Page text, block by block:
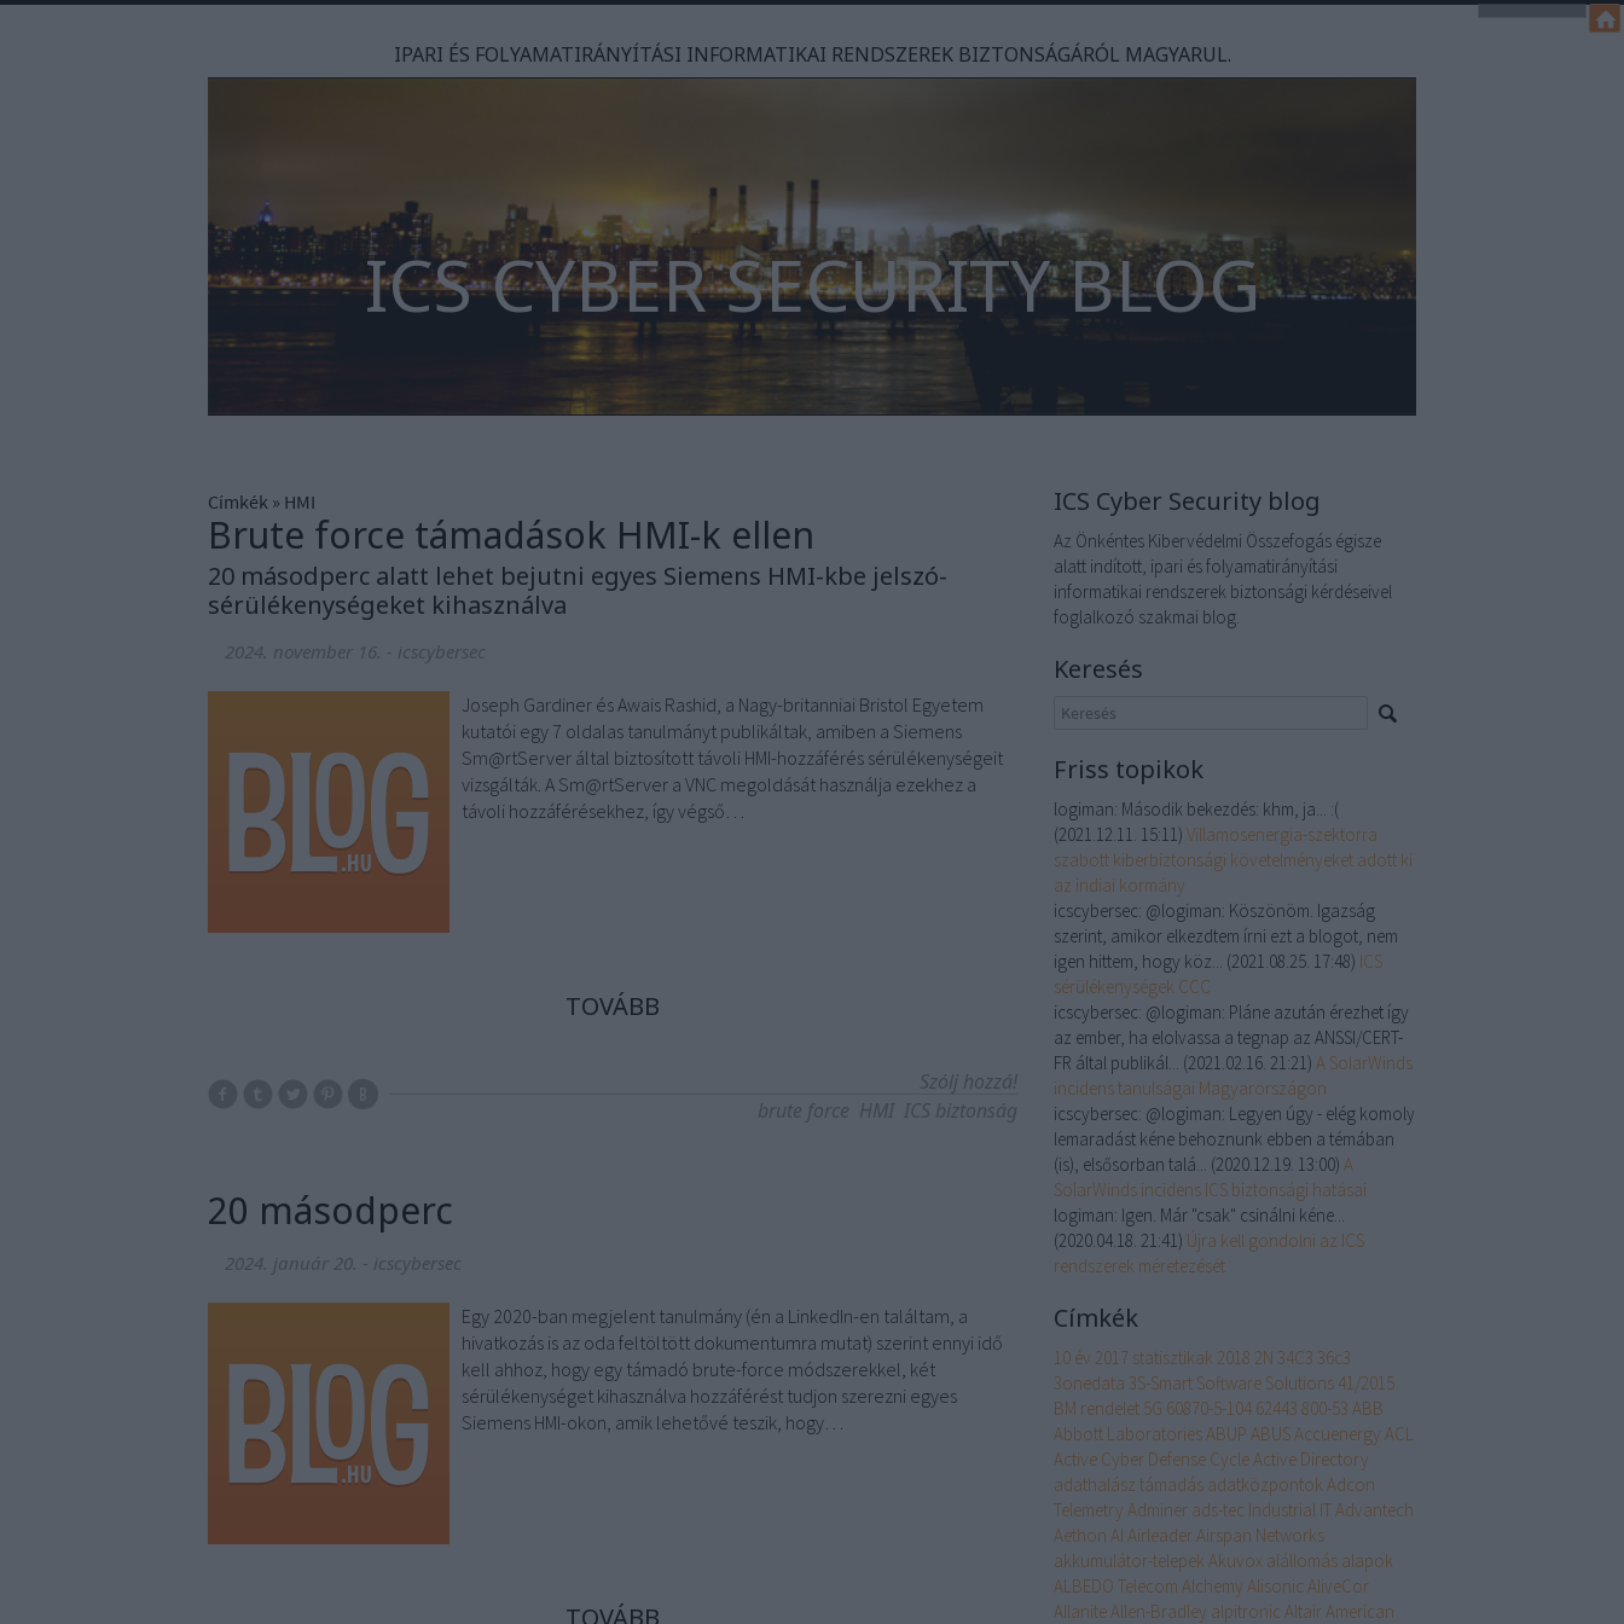
IPARI ÉS FOLYAMATIRÁNYÍTÁSI INFORMATIKAI RENDSZEREK BIZTONSÁGÁRÓL MAGYARUL.
ICS CYBER SECURITY BLOG
Címkék » HMI
Brute force támadások HMI-k ellen
20 másodperc alatt lehet bejutni egyes Siemens HMI-kbe jelszó-
sérülékenységeket kihasználva
2024. november 16. - icscybersec
Joseph Gardiner és Awais Rashid, a Nagy-britanniai Bristol Egyetem
kutatói egy 7 oldalas tanulmányt publikáltak, amiben a Siemens
Sm@rtServer által biztosított távoli HMI-hozzáférés sérülékenységeit
vizsgálták. A Sm@rtServer a VNC megoldását használja ezekhez a
távoli hozzáférésekhez, így végső…
TOVÁBB
Szólj hozzá!
brute force HMI ICS biztonság
20 másodperc
2024. január 20. - icscybersec
Egy 2020-ban megjelent tanulmány (én a LinkedIn-en találtam, a
hivatkozás is az oda feltöltött dokumentumra mutat) szerint ennyi idő
kell ahhoz, hogy egy támadó brute-force módszerekkel, két
sérülékenységet kihasználva hozzáférést tudjon szerezni egyes
Siemens HMI-okon, amik lehetővé teszik, hogy…
TOVÁBB
ICS Cyber Security blog
Az Önkéntes Kibervédelmi Összefogás égisze
alatt indított, ipari és folyamatirányítási
informatikai rendszerek biztonsági kérdéseivel
foglalkozó szakmai blog.
Keresés
Friss topikok
logiman: Második bekezdés: khm, ja... :(
(2021.12.11. 15:11) Villamosenergia-szektorra
szabott kiberbiztonsági követelményeket adott ki
az indiai kormány
icscybersec: @logiman: Köszönöm. Igazság
szerint, amikor elkezdtem írni ezt a blogot, nem
igen hittem, hogy köz... (2021.08.25. 17:48) ICS
sérülékenységek CCC
icscybersec: @logiman: Pláne azután érezhet így
az ember, ha elolvassa a tegnap az ANSSI/CERT-
FR által publikál... (2021.02.16. 21:21) A SolarWinds
incidens tanulságai Magyarországon
icscybersec: @logiman: Legyen úgy - elég komoly
lemaradást kéne behoznunk ebben a témában
(is), elsősorban talá... (2020.12.19. 13:00) A
SolarWinds incidens ICS biztonsági hatásai
logiman: Igen. Már "csak" csinálni kéne...
(2020.04.18. 21:41) Újra kell gondolni az ICS
rendszerek méretezését
Címkék
10 év 2017 statisztikak 2018 2N 34C3 36c3
3onedata 3S-Smart Software Solutions 41/2015
BM rendelet 5G 60870-5-104 62443 800-53 ABB
Abbott LaboratoriesABUP ABUSAccuenergy ACL
Active Cyber Defense CycleActive Directory
adathalász támadás adatközpontok Adcon
Telemetry Adminer ads-tec Industrial ITAdvantech
Aethon AI AirleaderAirspan Networks
akkumulátor-telepek Akuvox alállomás alapok
ALBEDO Telecom Alchemy Alisonic AliveCor
AllaniteAllen-Bradley alpitronic AltairAmerican